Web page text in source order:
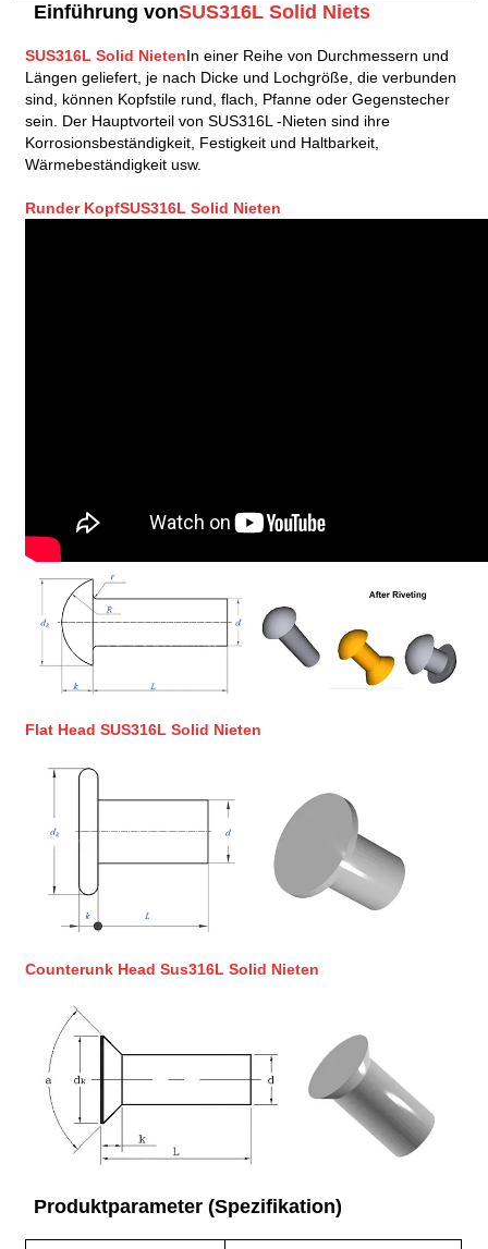
Einführung vonSUS316L Solid Niets
SUS316L Solid NietenIn einer Reihe von Durchmessern und
Längen geliefert, je nach Dicke und Lochgröße, die verbunden
sind, können Kopfstile rund, flach, Pfanne oder Gegenstecher
sein. Der Hauptvorteil von SUS316L -Nieten sind ihre
Korrosionsbeständigkeit, Festigkeit und Haltbarkeit,
Wärmebeständigkeit usw.
Runder KopfSUS316L Solid Nieten
Flat Head SUS316L Solid Nieten
Counterunk Head Sus316L Solid Nieten
Produktparameter (Spezifikation)